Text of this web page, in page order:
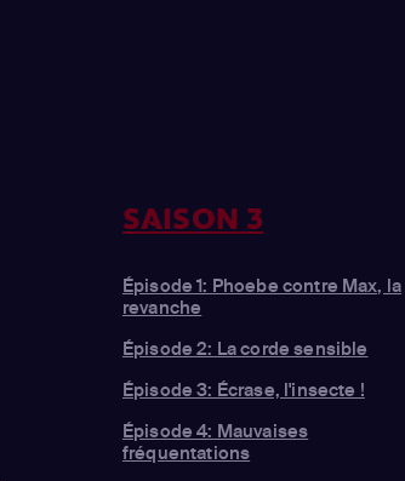
SAISON 3
Épisode 1: Phoebe contre Max, la
revanche
Épisode 2: La corde sensible
Épisode 3: Écrase, l'insecte !
Épisode 4: Mauvaises
fréquentations